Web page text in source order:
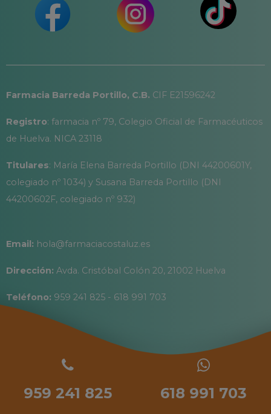
Farmacia Barreda Portillo, C.B. CIF E21596242
Registro: farmacia nº 79, Colegio Oficial de Farmacéuticos
de Huelva. NICA 23118
Titulares: María Elena Barreda Portillo (DNI 44200601Y,
colegiado nº 1034) y Susana Barreda Portillo (DNI
44200602F, colegiado nº 932)
Email: hola@farmaciacostaluz.es
Dirección: Avda. Cristóbal Colón 20, 21002 Huelva
Teléfono: 959 241 825 - 618 991 703
959 241 825 618 991 703